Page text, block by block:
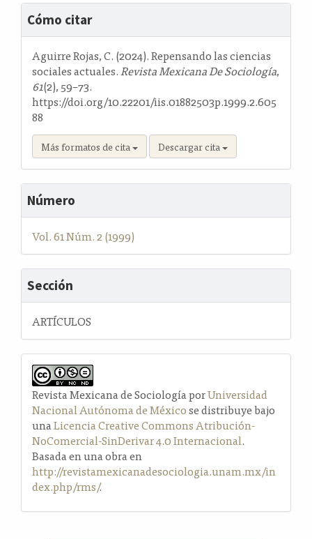
Detalles
del
artículo
Cómo citar
Aguirre Rojas, C. (2024). Repensando las ciencias
sociales actuales.Revista Mexicana De Sociología,
61(2), 59–73.
https://doi.org/10.22201/iis.01882503p.1999.2.605
88
Más formatos de cita Descargar cita
Número
Vol. 61 Núm. 2 (1999)
Sección
ARTÍCULOS
Revista Mexicana de Sociología porUniversidad
Nacional Autónoma de Méxicose distribuye bajo
unaLicencia Creative Commons Atribución-
NoComercial-SinDerivar 4.0 Internacional.
Basada en una obra en
http://revistamexicanadesociologia.unam.mx/in
dex.php/rms/.